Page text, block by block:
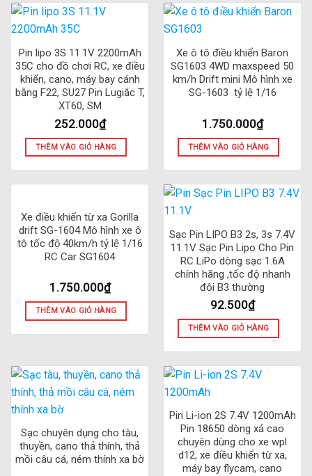
– Dòng điện: Dòng sạc tối đa: 60W
– Dòng xả tối đa: 5W
– Phạm vi xả: 0.1-2.0A
– LiPo/LiFe/LiIon Cells : 1-6S
– NiMH/NiCd Cells : 1-15S
– Điện áp pin Pb: 2-20V
⚡ Adapter 12V 5A For Imax B6 Balancer Charger Power
Adapter ( không bao gồm)
Đầu ra: 12V 5A
Pin lipo 3S 11.1V 2200mAh
35C cho đồ chơi RC, xe điều
khiển, cano, máy bay cánh
bằng F22, SU27 Pin Lugiắc T,
XT60, SM
252.000₫
THÊM VÀO GIỎ HÀNG
Xe ô tô điều khiển Baron
SG1603 4WD maxspeed 50
km/h Drift mini Mô hình xe
SG-1603 tỷ lệ 1/16
1.750.000₫
THÊM VÀO GIỎ HÀNG
Xe điều khiển từ xa Gorilla
drift SG-1604 Mô hình xe ô
tô tốc độ 40km/h tỷ lệ 1/16
RC Car SG1604
1.750.000₫
THÊM VÀO GIỎ HÀNG
Sạc Pin LIPO B3 2s, 3s 7.4V
11.1V Sạc Pin Lipo Cho Pin
RC LiPo dòng sạc 1.6A
chính hãng ,tốc độ nhanh
đôi B3 thường
92.500₫
THÊM VÀO GIỎ HÀNG
Sạc chuyên dụng cho tàu,
thuyền, cano thả thính, thả
mồi câu cá, ném thính xa bờ
Pin Li-ion 2S 7.4V 1200mAh
Pin 18650 dòng xả cao
chuyên dùng cho xe wpl
d12, xe điều khiển từ xa,
máy bay flycam, cano